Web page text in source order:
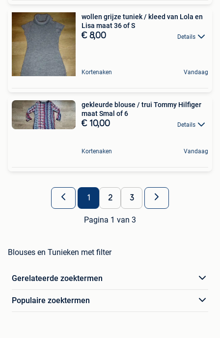
wollen grijze tuniek / kleed van Lola en
Lisa maat 36 of S
€ 8,00 Details
Kortenaken Vandaag
gekleurde blouse / trui Tommy Hilfiger
maat Smal of 6
€ 10,00 Details
Kortenaken Vandaag
1 2 3
Pagina 1 van 3
Blouses en Tunieken met filter
Gerelateerde zoektermen
Populaire zoektermen